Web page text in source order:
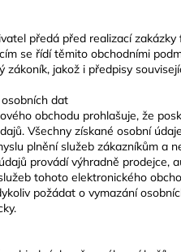
předá před realizací
se řídí těmito obchodními
zákoník, jakož i předpisy
dat
obchodu prohlašuje, že
Všechny získané osobní
plnění služeb zákazníkům a
provádí výhradně prodejce,
tohoto elektronického
požádat o vymazání
60X60 CM
BROWN
DŘEVA